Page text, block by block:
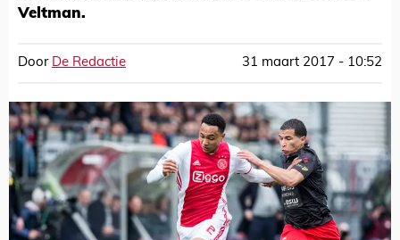
Veltman.
Door De Redactie 31 maart 2017 - 10:52